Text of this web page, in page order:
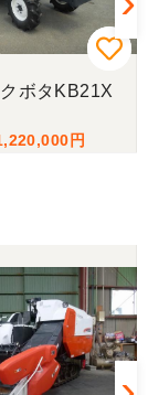
ありがとう
ただき感謝
しく 丁寧にご
離はあります
さんを利用し
ボタKB21X